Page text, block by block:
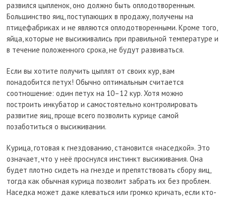
развился цыпленок, оно должно быть оплодотворенным.
Большинство яиц, поступающих в продажу, получены на
птицефабриках и не являются оплодотворенными. Кроме того,
яйца, которые не высиживались при правильной температуре и
в течение положенного срока, не будут развиваться.
Если вы хотите получить цыплят от своих кур, вам
понадобится петух! Обычно оптимальным считается
соотношение: один петух на 10–12 кур. Хотя можно
построить инкубатор и самостоятельно контролировать
развитие яиц, проще всего позволить курице самой
позаботиться о высиживании.
Курица, готовая к гнездованию, становится «наседкой». Это
означает, что у неё проснулся инстинкт высиживания. Она
будет плотно сидеть на гнезде и препятствовать сбору яиц,
тогда как обычная курица позволит забрать их без проблем.
Наседка может даже клеваться или громко кричать, если кто-